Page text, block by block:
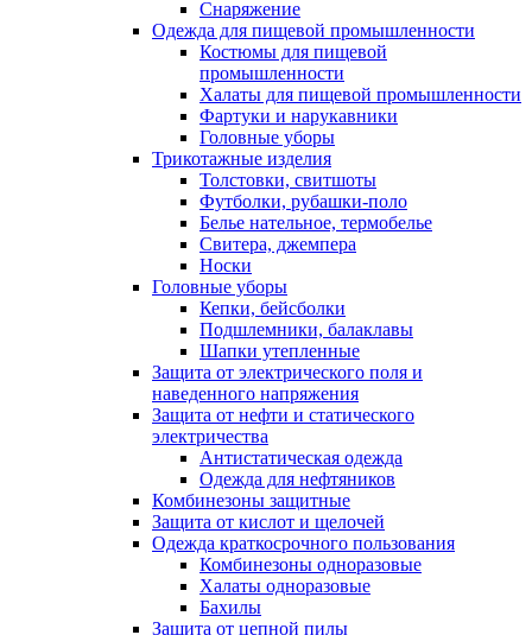
Снаряжение
Одежда для пищевой промышленности
Костюмы для пищевой
промышленности
Халаты для пищевой промышленности
Фартуки и нарукавники
Головные уборы
Трикотажные изделия
Толстовки, свитшоты
Футболки, рубашки-поло
Белье нательное, термобелье
Свитера, джемпера
Носки
Головные уборы
Кепки, бейсболки
Подшлемники, балаклавы
Шапки утепленные
Защита от электрического поля и
наведенного напряжения
Защита от нефти и статического
электричества
Антистатическая одежда
Одежда для нефтяников
Комбинезоны защитные
Защита от кислот и щелочей
Одежда краткосрочного пользования
Комбинезоны одноразовые
Халаты одноразовые
Бахилы
Защита от цепной пилы